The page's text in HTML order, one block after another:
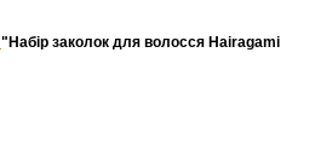
"Набір заколок для волосся Hairagami